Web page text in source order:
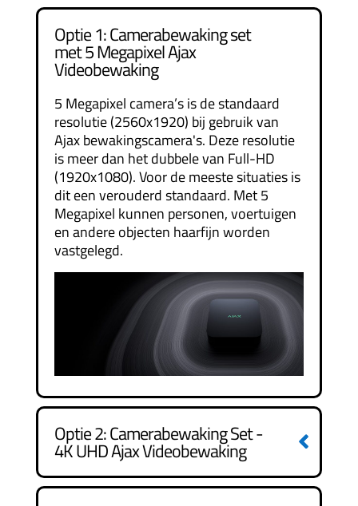
Optie 1: Camerabewaking set
met 5 Megapixel Ajax
Videobewaking
5 Megapixel camera’s is de standaard
resolutie (2560x1920) bij gebruik van
Ajax bewakingscamera's. Deze resolutie
is meer dan het dubbele van Full-HD
(1920x1080). Voor de meeste situaties is
dit een verouderd standaard. Met 5
Megapixel kunnen personen, voertuigen
en andere objecten haarfijn worden
vastgelegd.
Optie 2: Camerabewaking Set -
4K UHD Ajax Videobewaking